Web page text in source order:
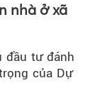
nhà ở xã
đầu tư đánh
của Dự